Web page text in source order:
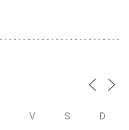
V S D